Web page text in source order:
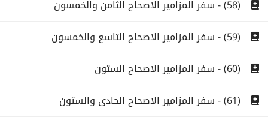
(58) - سفر المزامير الاصحاح الثامن والخمسون
(59) - سفر المزامير الاصحاح التاسع والخمسون
(60) - سفر المزامير الاصحاح الستون
(61) - سفر المزامير الاصحاح الحادى والستون